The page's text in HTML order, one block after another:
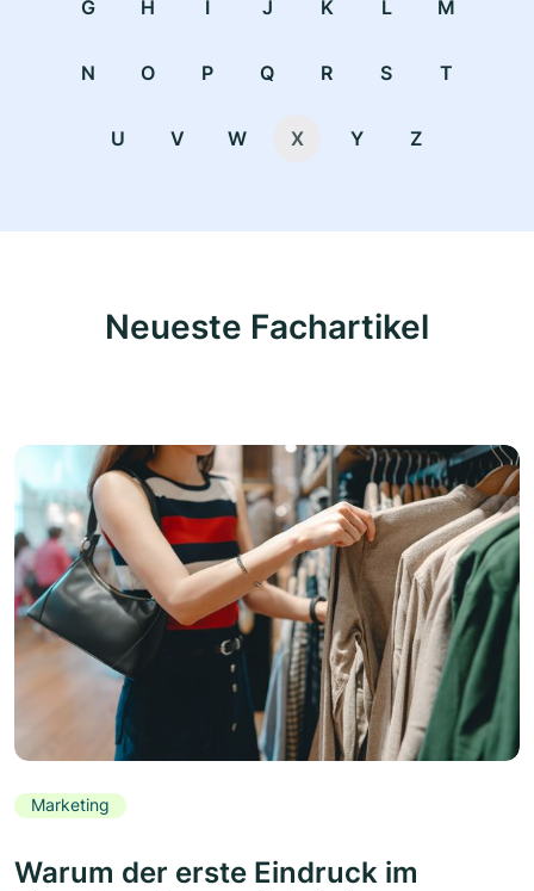
G H I J K L M
N O P Q R S T
U V W X Y Z
Neueste Fachartikel
Marketing
Warum der erste Eindruck im